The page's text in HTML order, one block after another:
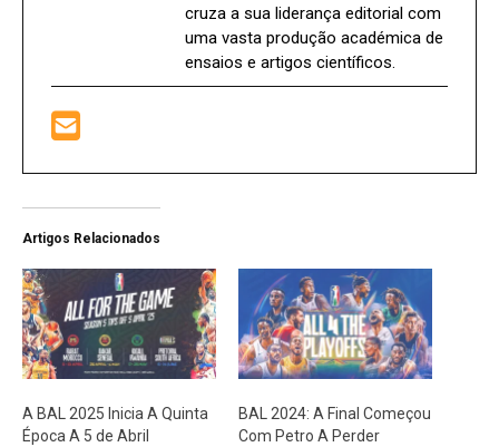
cruza a sua liderança editorial com
uma vasta produção académica de
ensaios e artigos científicos.
Artigos Relacionados
A BAL 2025 Inicia A Quinta
Época A 5 de Abril
BAL 2024: A Final Começou
Com Petro A Perder